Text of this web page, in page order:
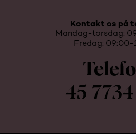
Kontakt os på
Mandag-torsdag:
Fredag: 09:00-
+ 45